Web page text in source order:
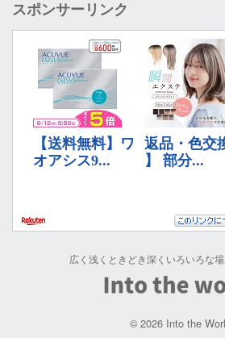
スポンサーリンク
広く浅くときどき深くいろいろな場
© 2026 Into the